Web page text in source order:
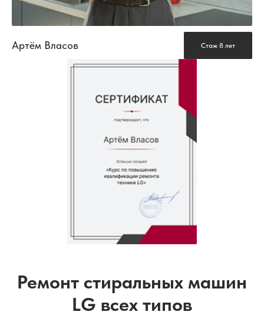
Артём Власов Стаж 8 лет
Ремонт стиральных машин
LG всех типов